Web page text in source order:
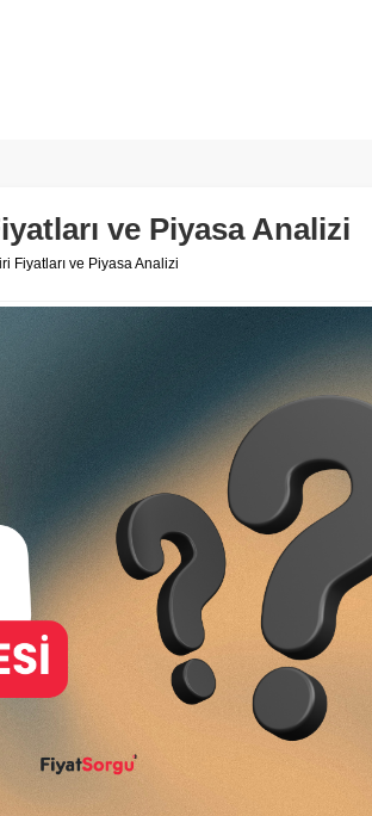
ve Piyasa Analizi
Fiyatları ve Piyasa Analizi